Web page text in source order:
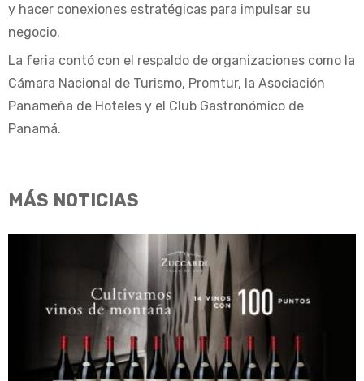
y hacer conexiones estratégicas para impulsar su
negocio.
La feria contó con el respaldo de organizaciones como la
Cámara Nacional de Turismo, Promtur, la Asociación
Panameña de Hoteles y el Club Gastronómico de
Panamá.
MÁS NOTICIAS